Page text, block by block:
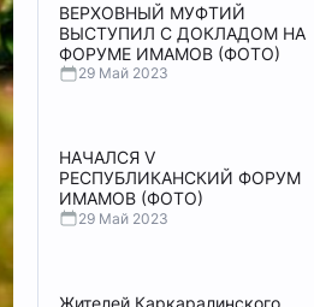
ВЕРХОВНЫЙ МУФТИЙ
ВЫСТУПИЛ С ДОКЛАДОМ НА
ФОРУМЕ ИМАМОВ (ФОТО)
29 Май 2023
НАЧАЛСЯ V
РЕСПУБЛИКАНСКИЙ ФОРУМ
ИМАМОВ (ФОТО)
29 Май 2023